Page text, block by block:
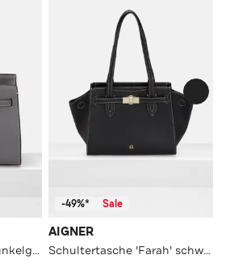
Handtasche 'Farah' dunkelgrau
-49%* Sale
AIGNER
Schultertasche 'Farah' schwarz